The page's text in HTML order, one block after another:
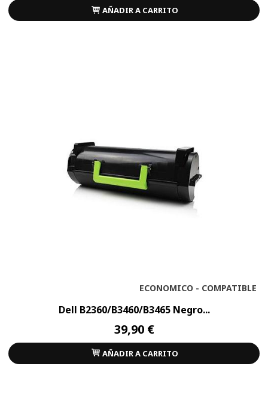
AÑADIR A CARRITO
ECONOMICO - COMPATIBLE
Dell B2360/B3460/B3465 Negro...
39,90 €
AÑADIR A CARRITO